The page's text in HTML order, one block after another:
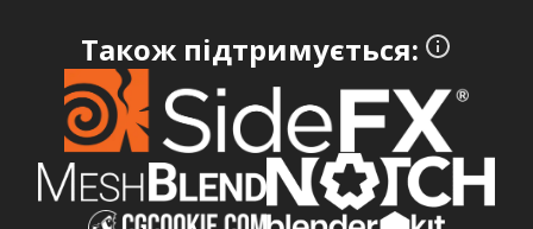
Також підтримується: